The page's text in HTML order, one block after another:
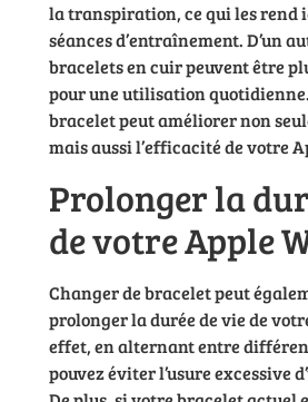
la transpiration, ce qui les rend
séances d’entraînement. D’un
bracelets en cuir peuvent être
pour une utilisation
bracelet peut améliorer non
mais aussi l’efficacité de votre
Prolonger la
de votre Apple
Changer de bracelet peut
prolonger la durée de vie de
effet, en alternant entre
pouvez éviter l’usure excessive